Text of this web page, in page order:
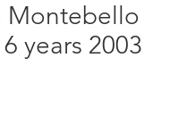
Montebello
years 2003